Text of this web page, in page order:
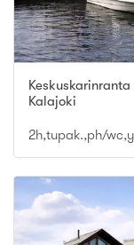
Keskuskarinranta
Kalajoki
2h,tupak.,ph/